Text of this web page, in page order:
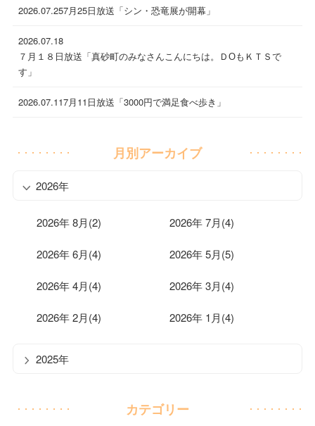
2026.07.257月25日放送「シン・恐竜展が開幕」
2026.07.18
７月１８日放送「真砂町のみなさんこんにちは。ＤОもＫＴＳで
す」
2026.07.117月11日放送「3000円で満足食べ歩き」
月別アーカイブ
2026年
2026年 8月(2) 2026年 7月(4)
2026年 6月(4) 2026年 5月(5)
2026年 4月(4) 2026年 3月(4)
2026年 2月(4) 2026年 1月(4)
2025年
カテゴリー